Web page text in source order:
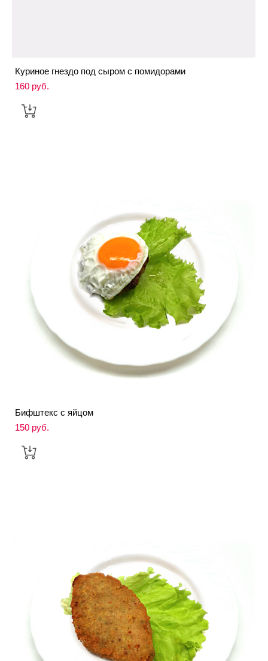
Куриное гнездо под сыром с помидорами
160 pуб.
Бифштекс с яйцом
150 pуб.